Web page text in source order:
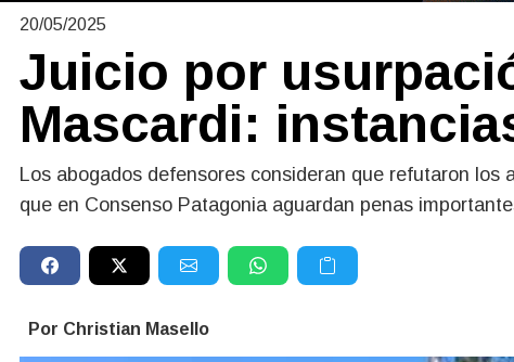
20/05/2025
Juicio por
Mascardi:
Los abogados defensores consideran que refutaron
que en Consenso Patagonia aguardan penas
Por Christian Masello